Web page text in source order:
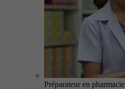
Préparateur en pharmacie